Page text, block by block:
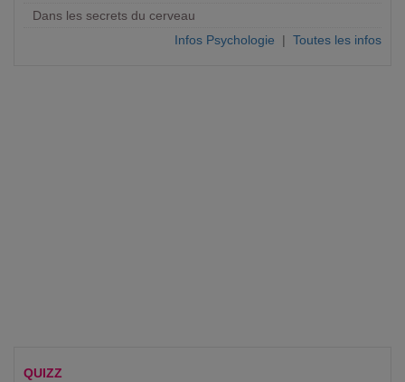
Dans les secrets du cerveau
Infos Psychologie | Toutes les infos
QUIZZ